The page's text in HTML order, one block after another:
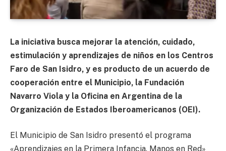
La iniciativa busca mejorar la atención, cuidado,
estimulación y aprendizajes de niños en los Centros
Faro de San Isidro, y es producto de un acuerdo de
cooperación entre el Municipio, la Fundación
Navarro Viola y la Oficina en Argentina de la
Organización de Estados Iberoamericanos (OEI).
El Municipio de San Isidro presentó el programa
«Aprendizajes en la Primera Infancia. Manos en Red»